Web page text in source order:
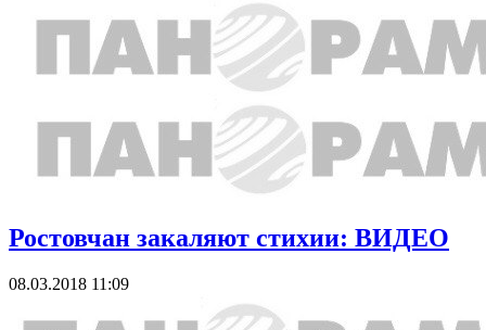
Ростовчан закаляют стихии: ВИДЕО
08.03.2018 11:09